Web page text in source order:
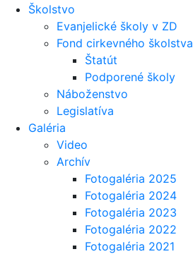
Školstvo
Evanjelické školy v ZD
Fond cirkevného školstva
Štatút
Podporené školy
Náboženstvo
Legislatíva
Galéria
Video
Archív
Fotogaléria 2025
Fotogaléria 2024
Fotogaléria 2023
Fotogaléria 2022
Fotogaléria 2021